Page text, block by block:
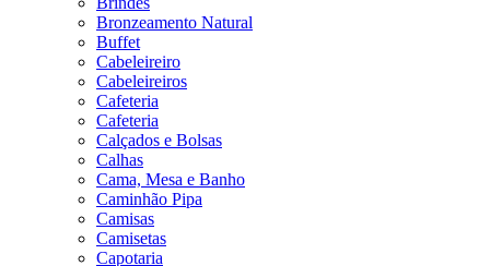
Bronzeamento Natural
Buffet
Cabeleireiro
Cabeleireiros
Cafeteria
Cafeteria
Calçados e Bolsas
Calhas
Cama, Mesa e Banho
Caminhão Pipa
Camisas
Camisetas
Capotaria